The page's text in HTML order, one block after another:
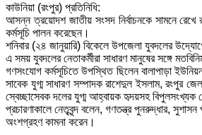
কাউনিয়া (রংপুর) প্রতিনিধি:
আসন্ন ত্রয়োদশ জাতীয় সংসদ নির্বাচনকে সামনে রেখে
কর্মসূচি পালন করেছেন।
শনিবার (২৪ জানুয়ারি) বিকেলে উপজেলা যুবদলের
এ সময় যুবদলের নেতাকর্মীরা সাধারণ মানুষের সঙ্গে
গণসংযোগ কর্মসূচিতে উপস্থিত ছিলেন বালাপাড়া
সাবেক যুগ্ম সাধারণ সম্পাদক রাশেদুল ইসলাম, রংপুর
স্বেচ্ছাসেবক দলের যুগ্ম আহ্বায়ক হৃদয়সহ বিপুলসংখ্যক
প্রচারণাকালে নেতৃবৃন্দ বলেন, গণতন্ত্র পুনরুদ্ধার,
অংশগ্রহণ কামনা করেন।